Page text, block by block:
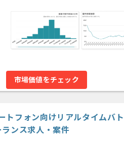
市場価値をチェック
トフォン向けリアルタイムバ
ンス求人・案件